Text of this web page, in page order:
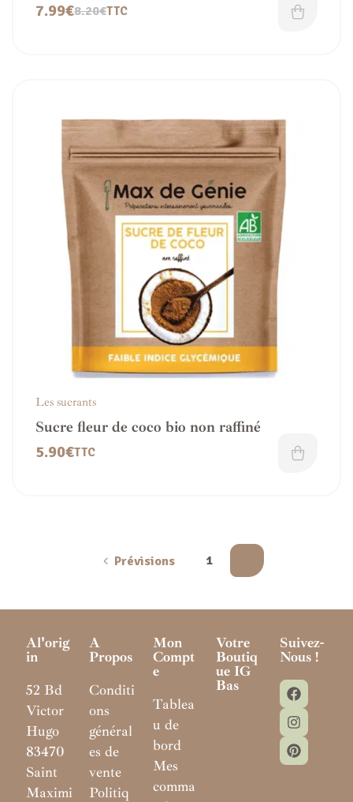
8.20€
7.99€ TTC
Les sucrants
Sucre fleur de coco bio non raffiné
5.90€TTC
Prévisions 1
Al'orig
In
52 Bd
Victor
Hugo
83470
Saint
Maximi
A
Propos
Conditi
ons
général
es de
vente
Politiq
Mon
Compt
E
Tablea
u de
bord
Mes
comma
Votre
Boutiq
Ue IG
Bas
Suivez-
Nous !